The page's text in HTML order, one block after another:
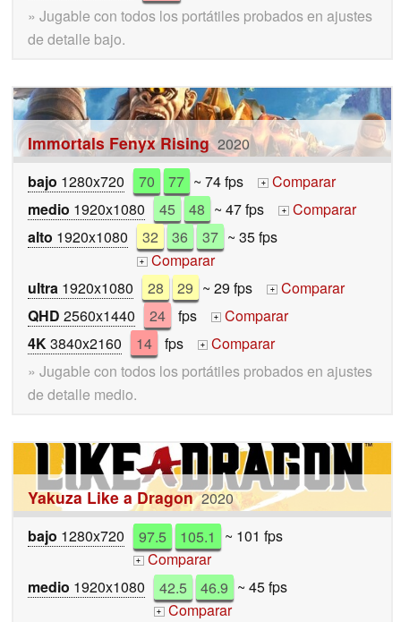
» Jugable con todos los portátiles probados en ajustes
de detalle bajo.
Immortals Fenyx Rising 2020
bajo 1280x720 70 77 ~ 74 fps + Comparar
medio 1920x1080 45 48 ~ 47 fps + Comparar
alto 1920x1080 32 36 37 ~ 35 fps
+ Comparar
ultra 1920x1080 28 29 ~ 29 fps + Comparar
QHD 2560x1440 24 fps +
Comparar
4K3840x2160 14 fps +
Comparar
» Jugable con todos los portátiles probados en ajustes
de detalle medio.
Yakuza Like a Dragon 2020
bajo 1280x720 97.5 105.1 ~ 101 fps
+ Comparar
medio 1920x1080 42.5 46.9 ~ 45 fps
+ Comparar